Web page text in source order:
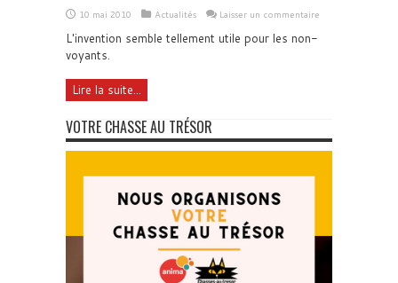
10 mai 2010 Actualités Laisser un commentaire
L'invention semble tellement utile pour les non-
voyants.
Lire la suite...
VOTRE CHASSE AU TRÉSOR